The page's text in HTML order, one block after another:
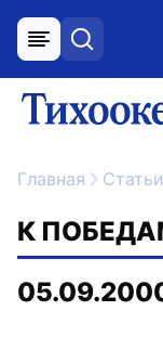
меню поиск
Главная Статьи
К